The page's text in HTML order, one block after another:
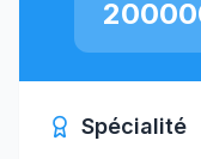
Spécialité